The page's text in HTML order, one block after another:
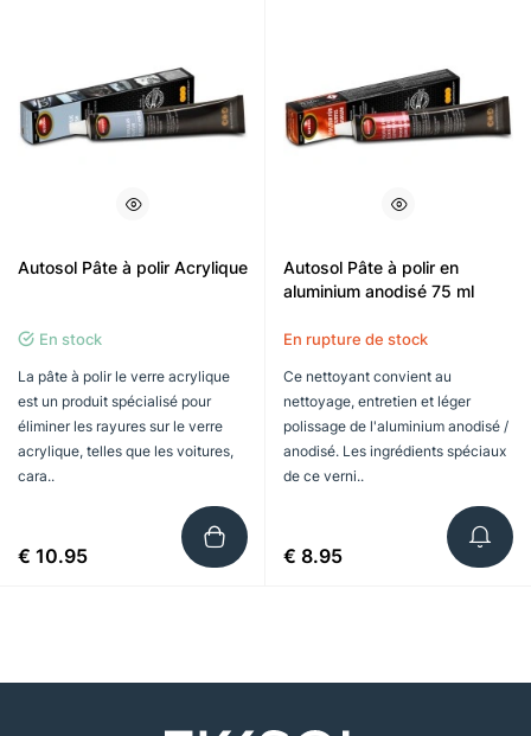
Autosol Pâte à polir Acrylique
En stock
La pâte à polir le verre acrylique
est un produit spécialisé pour
éliminer les rayures sur le verre
acrylique, telles que les voitures,
cara..
€ 10.95
Autosol Pâte à polir en
aluminium anodisé 75 ml
En rupture de stock
Ce nettoyant convient au
nettoyage, entretien et léger
polissage de l'aluminium anodisé /
anodisé. Les ingrédients spéciaux
de ce verni..
€ 8.95